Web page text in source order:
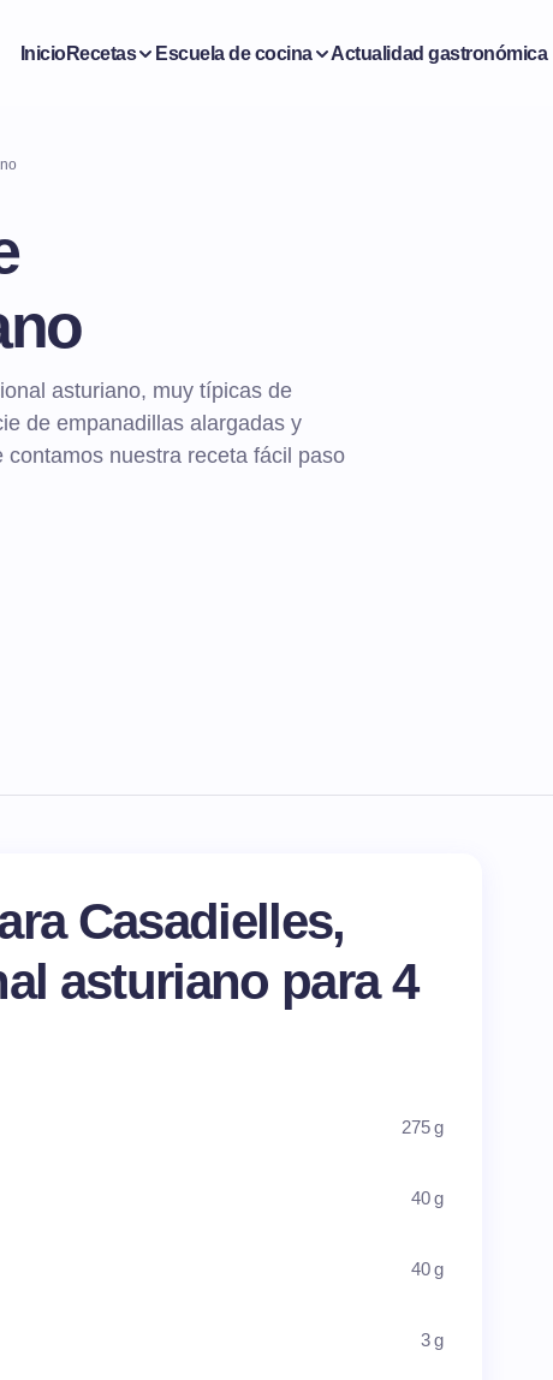
InicioRecetas Escuela de cocina Actualidad gastronómica
asturiano, muy típicas de
de empanadillas alargadas y
nuestra receta fácil paso
Casadielles,
asturiano para 4
275 g
40 g
40 g
3 g